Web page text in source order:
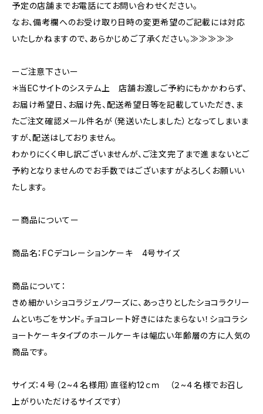
予定の店舗までお電話にてお問い合わせください。
なお、備考欄へのお受け取り日時の変更希望のご記載には対応
いたしかねますので、あらかじめご了承ください。≫≫≫≫≫
ーご注意下さいー
＊当ECサイトのシステム上 店舗お渡しご予約にもかかわらず、
お届け希望日、お届け先、配送希望日等を記載していただき、ま
たご注文確認メール件名が（発送いたしました）となってしまいま
すが、配送はしておりません。
わかりにくく申し訳ございませんが、ご注文完了まで進まないとご
予約となりませんのでお手数ではございますがよろしくお願いい
たします。
ー商品についてー
商品名：FCデコレーションケーキ 4号サイズ
商品について：
きめ細かいショコラジェノワーズに、あっさりとしたショコラクリー
ムといちごをサンド。チョコレート好きにはたまらない！ショコラシ
ョートケーキタイプのホールケーキは幅広い年齢層の方に人気の
商品です。
サイズ：４号（２~４名様用）直径約12ｃｍ （２~４名様でお召し
上がりいただけるサイズです）